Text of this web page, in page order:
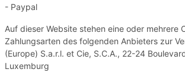
- Paypal
Auf dieser Website stehen eine oder mehrere
Zahlungsarten des folgenden Anbieters zur
(Europe) S.a.r.l. et Cie, S.C.A., 22-24
Luxemburg